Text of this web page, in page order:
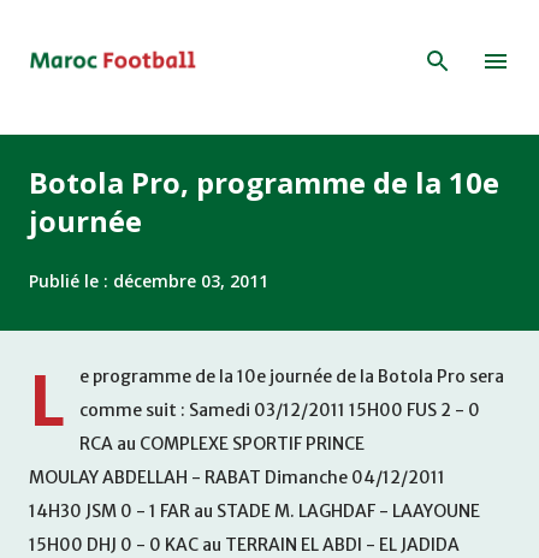
Botola Pro, programme de la 10e
journée
Publié le : décembre 03, 2011
L
e programme de la 10e journée de la Botola Pro sera
comme suit : Samedi 03/12/2011 15H00 FUS 2 - 0
RCA au COMPLEXE SPORTIF PRINCE
MOULAY ABDELLAH - RABAT Dimanche 04/12/2011
14H30 JSM 0 - 1 FAR au STADE M. LAGHDAF - LAAYOUNE
15H00 DHJ 0 - 0 KAC au TERRAIN EL ABDI - EL JADIDA